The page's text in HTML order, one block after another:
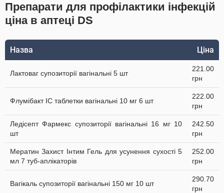
Препарати для профілактики інфекцій
ціна в аптеці DS
Назва Ціна
Лактоваг супозиторії вагінальні 5 шт
221.00
грн
Флумібакт IC таблетки вагінальні 10 мг 6 шт
222.00
грн
Ледісепт Фармекс супозиторії вагінальні 16 мг 10
шт
242.50
грн
Мератин Захист Інтим Гель для усунення сухості 5
мл 7 туб-аплікаторів
252.00
грн
Вагікаль супозиторії вагінальні 150 мг 10 шт
290.70
грн